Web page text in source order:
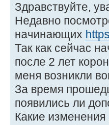
Здравствуйте,
Недавно
начинающих
Так как сейчас
после 2 лет
меня возникли
За время
появились ли
Какие изменения